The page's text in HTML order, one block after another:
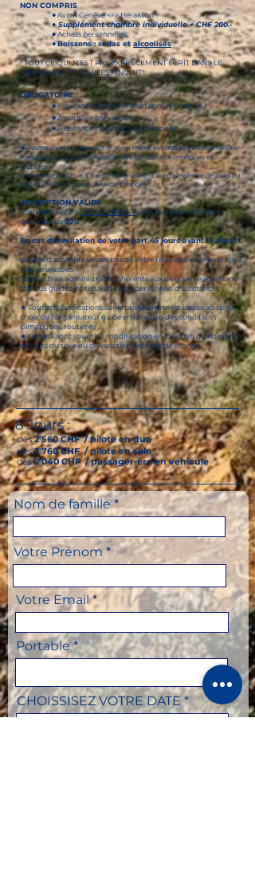
NON COMPRIS
● Avion Genève <=> Héraklion
●Supplément chambre individuelle + CHF 200.-
● Achats personnelles
●Boissons : sodas etalcoolisés
* TOUT CE QUI N'EST PAS EXPRÉCEMENT ÉCRIT DANS LE
PARAGRAPJE "CE QUI EST INCLUT"
OBLIGATOIRE
●Assurance et livret d'assistance (ETI par ex.)
● Assurance annulation
● Assistance rapatriement personne
★ Toutes modifications sur le programme est laissée au libre choix de
l'organisateur guide en fonction des conditions climatiques et
routières.
Les prix sont soumis à modification en fonction du nombre de jours du
tour ou de variation des taux de change.
INSCRIPTION VALIDE
Votre inscriptionne sera effectivequ'à réception de votre
acompte de50%
En cas d'annulation de votre part 45 jours avant le départ
:
les 50% d'acompte versés lors de votre réservation seront non
remboursables
(dû aux frais administratifs inhérents aux diverses réservations
tels que guides, hôtels, véhicules, personnels d'assistance).
★ Toutes modifications sur le programme est laissée au libre
choix de l'organisateur guide en fonction des conditions
climatiques, routières .
★ Les prix sont soumis à modification en fonction du nombre
de jours du tour ou de variation des taux de change.
8 Jours :
dès2'560 CHF / pilote en duo
dès 2'760 CHF/ pilote en solo
dès 2'040 CHF/ passager-ère en véhicule
Nom de famille
Votre Prénom
Votre Email
Portable
CHOISSISEZ VOTRE DATE